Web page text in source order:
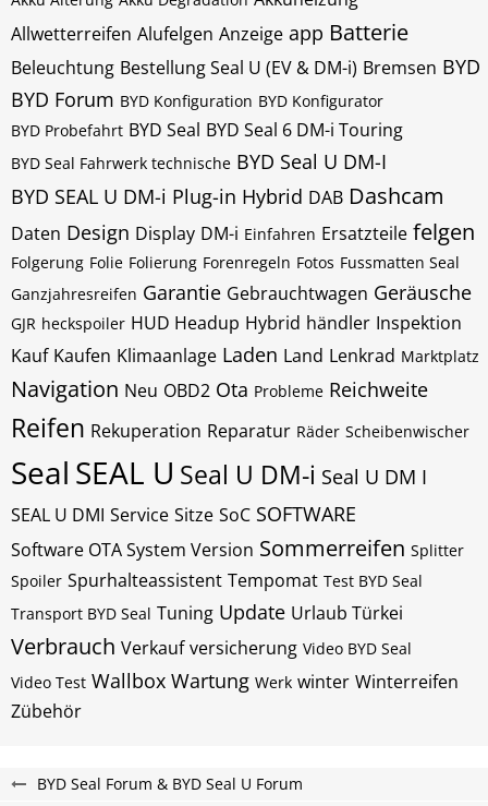
Allwetterreifen Alufelgen Anzeige app Batterie
Beleuchtung Bestellung Seal U (EV & DM-i) Bremsen BYD
BYD Forum BYD Konfiguration BYD Konfigurator
BYD Probefahrt BYD Seal BYD Seal 6 DM-i Touring
BYD Seal Fahrwerk technische BYD Seal U DM-I
BYD SEAL U DM-i Plug-in Hybrid DAB Dashcam
Daten Design Display DM-i Einfahren Ersatzteile felgen
Folgerung Folie Folierung Forenregeln Fotos Fussmatten Seal
Ganzjahresreifen Garantie Gebrauchtwagen Geräusche
GJR heckspoiler HUD Headup Hybrid händler Inspektion
Kauf Kaufen Klimaanlage Laden Land Lenkrad Marktplatz
Navigation Neu OBD2 Ota Probleme Reichweite
Reifen Rekuperation Reparatur Räder Scheibenwischer
Seal SEAL U Seal U DM-i Seal U DM I
SEAL U DMI Service Sitze SoC SOFTWARE
Software OTA System Version Sommerreifen Splitter
Spoiler Spurhalteassistent Tempomat Test BYD Seal
Transport BYD Seal Tuning Update Urlaub Türkei
Verbrauch Verkauf versicherung Video BYD Seal
Video Test Wallbox Wartung Werk winter Winterreifen
Zübehör
BYD Seal Forum & BYD Seal U Forum